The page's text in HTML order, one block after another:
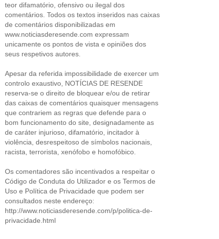
teor difamatório, ofensivo ou ilegal dos
comentários. Todos os textos inseridos nas caixas
de comentários disponibilizadas em
www.noticiasderesende.com expressam
unicamente os pontos de vista e opiniões dos
seus respetivos autores.
Apesar da referida impossibilidade de exercer um
controlo exaustivo, NOTÍCIAS DE RESENDE
reserva-se o direito de bloquear e/ou de retirar
das caixas de comentários quaisquer mensagens
que contrariem as regras que defende para o
bom funcionamento do site, designadamente as
de caráter injurioso, difamatório, incitador à
violência, desrespeitoso de símbolos nacionais,
racista, terrorista, xenófobo e homofóbico.
Os comentadores são incentivados a respeitar o
Código de Conduta do Utilizador e os Termos de
Uso e Política de Privacidade que podem ser
consultados neste endereço:
http://www.noticiasderesende.com/p/politica-de-
privacidade.html